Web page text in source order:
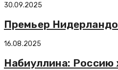
30.09.2025
Премьер
16.08.2025
Набиуллина: Россию